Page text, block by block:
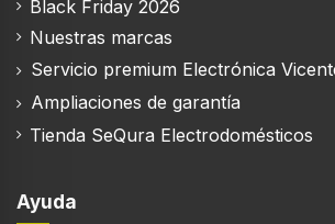
Black Friday 2026
Nuestras marcas
Servicio premium Electrónica
Ampliaciones de garantía
Tienda SeQura Electrodomésticos
Ayuda